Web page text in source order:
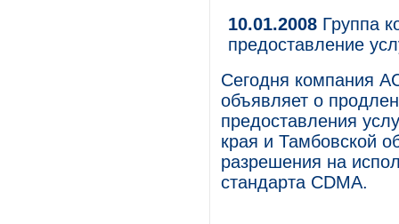
10.01.2008 Группа
предоставление
Сегодня компания
объявляет о
предоставления
края и Тамбовской
разрешения на
стандарта CDMA.